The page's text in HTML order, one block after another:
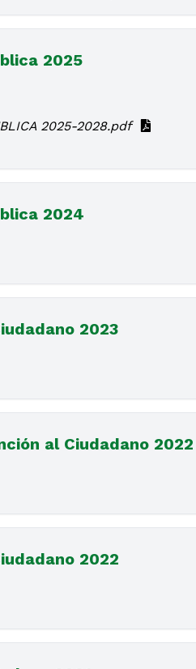
2025
2025-2028.pdf
2024
2023
al Ciudadano 2022
2022